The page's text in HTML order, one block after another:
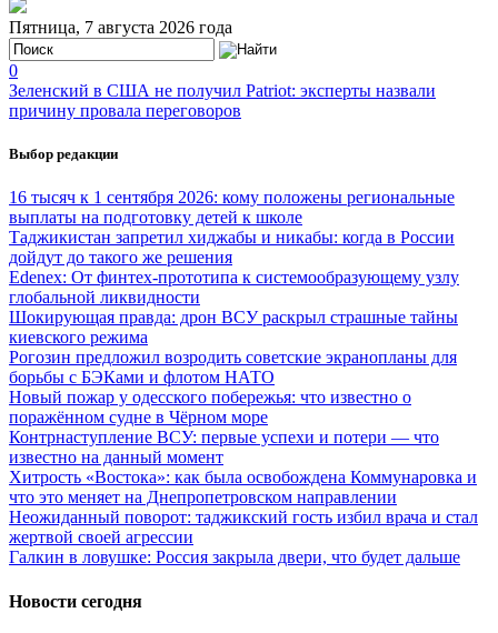
Пятница, 7 августа 2026 года
0
Зеленский в США не получил Patriot: эксперты назвали
причину провала переговоров
Выбор редакции
16 тысяч к 1 сентября 2026: кому положены региональные
выплаты на подготовку детей к школе
Таджикистан запретил хиджабы и никабы: когда в России
дойдут до такого же решения
Edenex: От финтех-прототипа к системообразующему узлу
глобальной ликвидности
Шокирующая правда: дрон ВСУ раскрыл страшные тайны
киевского режима
Рогозин предложил возродить советские экранопланы для
борьбы с БЭКами и флотом НАТО
Новый пожар у одесского побережья: что известно о
поражённом судне в Чёрном море
Контрнаступление ВСУ: первые успехи и потери — что
известно на данный момент
Хитрость «Востока»: как была освобождена Коммунаровка и
что это меняет на Днепропетровском направлении
Неожиданный поворот: таджикский гость избил врача и стал
жертвой своей агрессии
Галкин в ловушке: Россия закрыла двери, что будет дальше
Новости сегодня